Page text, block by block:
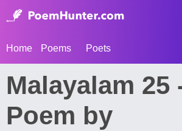
Home Poems Poets
Malayalam
Poem by